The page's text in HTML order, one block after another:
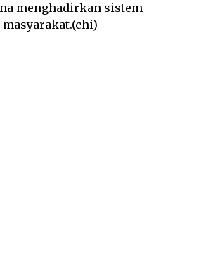
menghadirkan sistem